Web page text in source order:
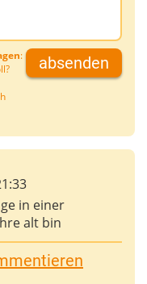
:
absenden
in einer
alt bin